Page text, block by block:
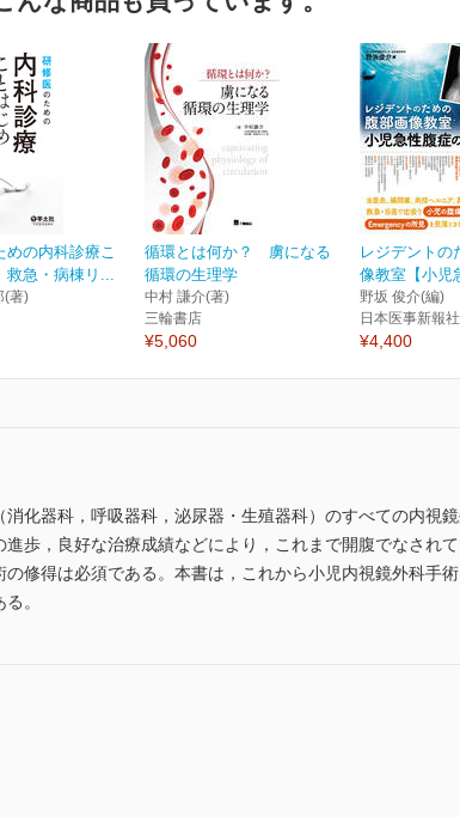
めの内科診療こ
急・病棟リ...
(著)
循環とは何か？ 虜になる
循環の生理学
中村 謙介(著)
三輪書店
¥5,060
レジデントの
像教室【小児
野坂 俊介(編)
日本医事新報社
¥4,400
化器科，呼吸器科，泌尿器・生殖器科）のすべての内視鏡
歩，良好な治療成績などにより，これまで開腹でなされ
修得は必須である。本書は，これから小児内視鏡外科手
。